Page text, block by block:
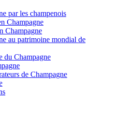
par les champenois
Champagne
Champagne
au patrimoine mondial de
du Champagne
de Champagne